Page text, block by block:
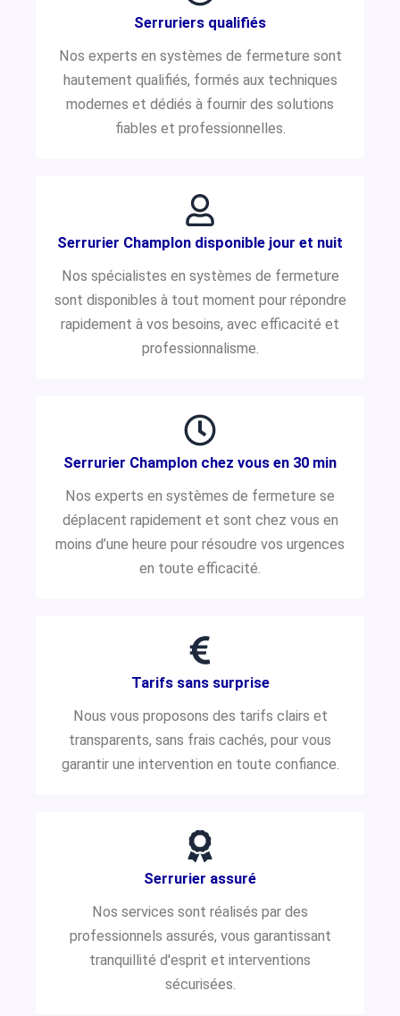
Serruriers qualifiés
Nos experts en systèmes de fermeture sont
hautement qualifiés, formés aux techniques
modernes et dédiés à fournir des solutions
fiables et professionnelles.
Serrurier Champlon disponible jour et nuit
Nos spécialistes en systèmes de fermeture
sont disponibles à tout moment pour répondre
rapidement à vos besoins, avec efficacité et
professionnalisme.
Serrurier Champlon chez vous en 30 min
Nos experts en systèmes de fermeture se
déplacent rapidement et sont chez vous en
moins d’une heure pour résoudre vos urgences
en toute efficacité.
Tarifs sans surprise
Nous vous proposons des tarifs clairs et
transparents, sans frais cachés, pour vous
garantir une intervention en toute confiance.
Serrurier assuré
Nos services sont réalisés par des
professionnels assurés, vous garantissant
tranquillité d'esprit et interventions
sécurisées.